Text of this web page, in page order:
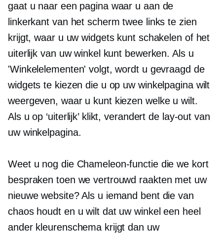
gaat u naar een pagina waar u aan de
linkerkant van het scherm twee links te zien
krijgt, waar u uw widgets kunt schakelen of het
uiterlijk van uw winkel kunt bewerken. Als u
'Winkelelementen' volgt, wordt u gevraagd de
widgets te kiezen die u op uw winkelpagina wilt
weergeven, waar u kunt kiezen welke u wilt.
Als u op ‘uiterlijk’ klikt, verandert de lay-out van
uw winkelpagina.
Weet u nog die Chameleon-functie die we kort
bespraken toen we vertrouwd raakten met uw
nieuwe website? Als u iemand bent die van
chaos houdt en u wilt dat uw winkel een heel
ander kleurenschema krijgt dan uw